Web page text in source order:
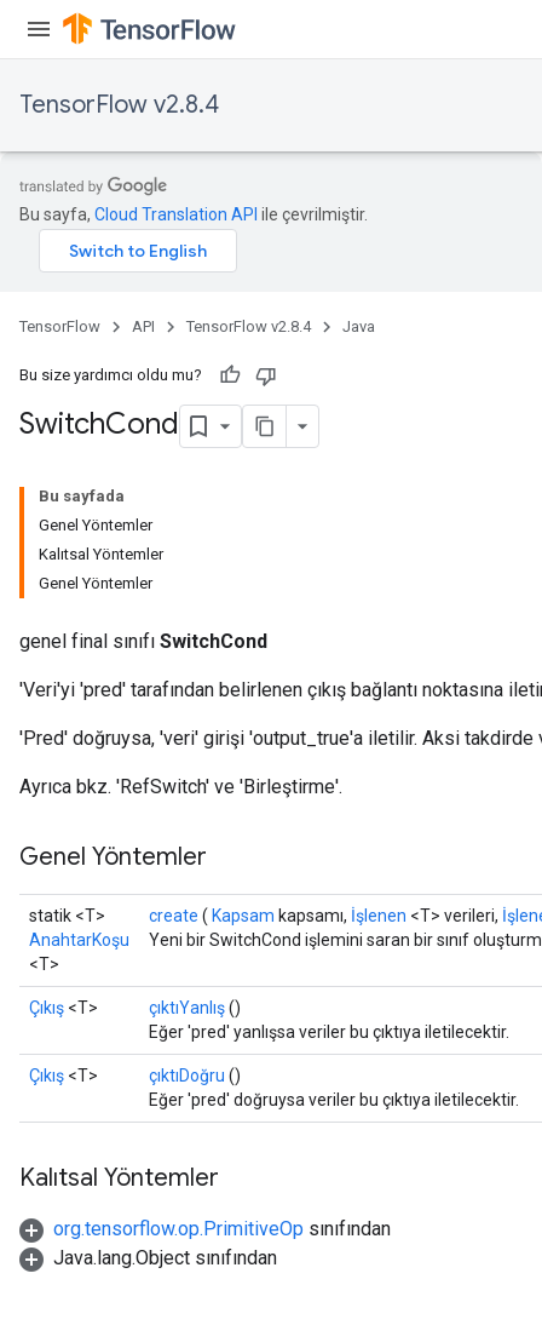
TensorFlow v2.8.4
Bu sayfa, Cloud Translation API ile çevrilmiştir.
TensorFlow API TensorFlow v2.8.4 Java
Bu size yardımcı oldu mu?
SwitchCond
Bu sayfada
Genel Yöntemler
Kalıtsal Yöntemler
Genel Yöntemler
genel final sınıfı SwitchCond
'Veri'yi 'pred' tarafından belirlenen çıkış bağlantı noktasına
'Pred' doğruysa, 'veri' girişi 'output_true'a iletilir. Aksi takdirde
Ayrıca bkz. 'RefSwitch' ve 'Birleştirme'.
Genel Yöntemler
statik <T>
AnahtarKoşu
<T>
create ( Kapsam kapsamı, İşlenen <T> verileri,
Yeni bir SwitchCond işlemini saran bir sınıf
Çıkış <T> çıktıYanlış()
Eğer 'pred' yanlışsa veriler bu çıktıya iletilecektir.
Çıkış <T> çıktıDoğru ()
Eğer 'pred' doğruysa veriler bu çıktıya iletilecektir.
Kalıtsal Yöntemler
org.tensorflow.op.PrimitiveOp sınıfından
Java.lang.Object sınıfından